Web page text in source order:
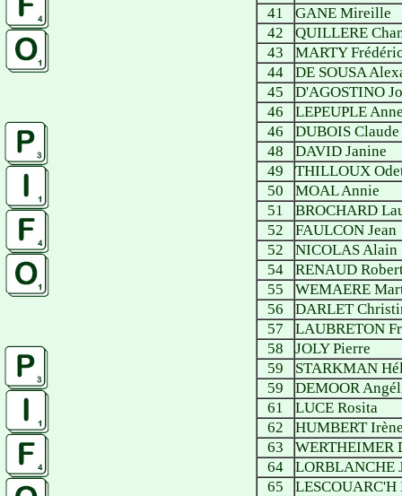
41
GANE Mireille
42
QUILLERE
43
MARTY
44
DE SOUSA
45
D'AGOSTINO
46
LEPEUPLE
46
DUBOIS Claude
48
DAVID Janine
49
THILLOUX
50
MOAL Annie
51
BROCHARD
52
FAULCON Jean
52
NICOLAS Alain
54
RENAUD
55
WEMAERE
56
DARLET
57
LAUBRETON
58
JOLY Pierre
59
STARKMAN
59
DEMOOR
61
LUCE Rosita
62
HUMBERT
63
WERTHEIMER
64
LORBLANCHE
65
LESCOUARC'H